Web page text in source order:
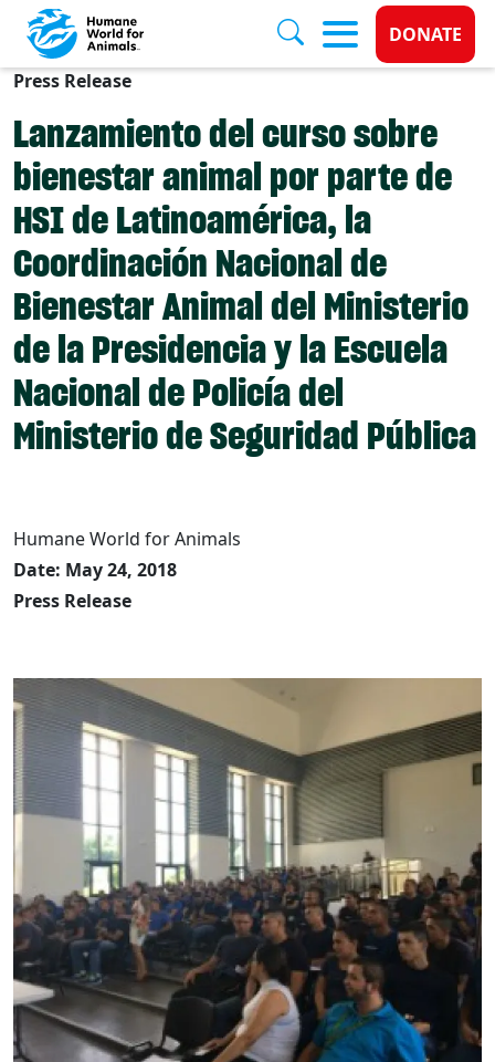
Skip to main content
Donate
DONATE
Press Release
Lanzamiento del curso sobre
bienestar animal por parte de
HSI de Latinoamérica, la
Coordinación Nacional de
Bienestar Animal del Ministerio
de la Presidencia y la Escuela
Nacional de Policía del
Ministerio de Seguridad Pública
Humane World for Animals
Date: May 24, 2018
Press Release